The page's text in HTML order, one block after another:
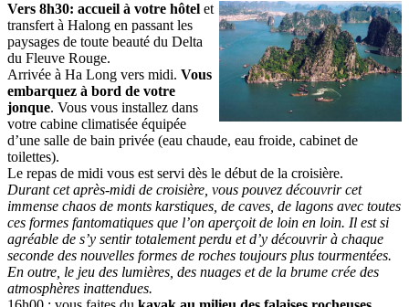
Vers 8h30: accueil à votre hôtel et
transfert à Halong en passant les
paysages de toute beauté du Delta
du Fleuve Rouge.
Arrivée à Ha Long vers midi. Vous
embarquez à bord de votre
jonque. Vous vous installez dans
votre cabine climatisée équipée
d’une salle de bain privée (eau chaude, eau froide, cabinet de
toilettes).
Le repas de midi vous est servi dès le début de la croisière.
Durant cet après-midi de croisière, vous pouvez découvrir cet
immense chaos de monts karstiques, de caves, de lagons avec toutes
ces formes fantomatiques que l’on aperçoit de loin en loin. Il est si
agréable de s’y sentir totalement perdu et d’y découvrir à chaque
seconde des nouvelles formes de roches toujours plus tourmentées.
En outre, le jeu des lumières, des nuages et de la brume crée des
atmosphères inattendues.